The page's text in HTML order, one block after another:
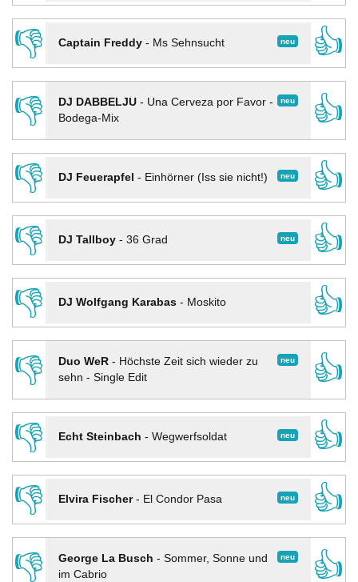
👎
neu
Captain Freddy- Ms Sehnsucht
👍
👎
neu
DJ DABBELJU- Una Cerveza por Favor -
Bodega-Mix
👍
👎
neu
DJ Feuerapfel - Einhörner (Iss sie nicht!)
👍
👎
neu
DJ Tallboy- 36 Grad
👍
👎
DJ Wolfgang Karabas- Moskito
👍
👎
neu
Duo WeR- Höchste Zeit sich wieder zu
sehn - Single Edit
👍
👎
neu
Echt Steinbach - Wegwerfsoldat
👍
👎
neu
Elvira Fischer- El Condor Pasa
👍
👎
neu
George La Busch - Sommer, Sonne und
im Cabrio
👍